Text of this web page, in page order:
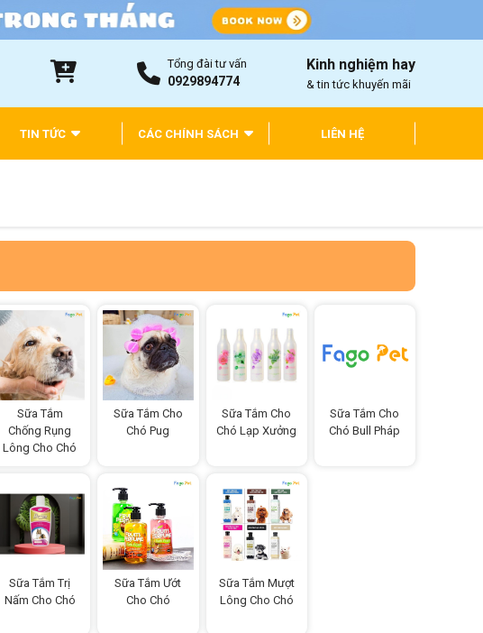
Tổng đài tư vấn
0929894774
Kinh nghiệm hay
& tin tức khuyến mãi
TIN TỨC CÁC CHÍNH SÁCH LIÊN HỆ
Sữa Tắm
Chống Rụng
Lông Cho Chó
Sữa Tắm Cho
Chó Pug
Sữa Tắm Cho
Chó Lạp Xưởng
Sữa Tắm Cho
Chó Bull Pháp
Sữa Tắm Trị
Nấm Cho Chó
Sữa Tắm Ướt
Cho Chó
Sữa Tắm Mượt
Lông Cho Chó